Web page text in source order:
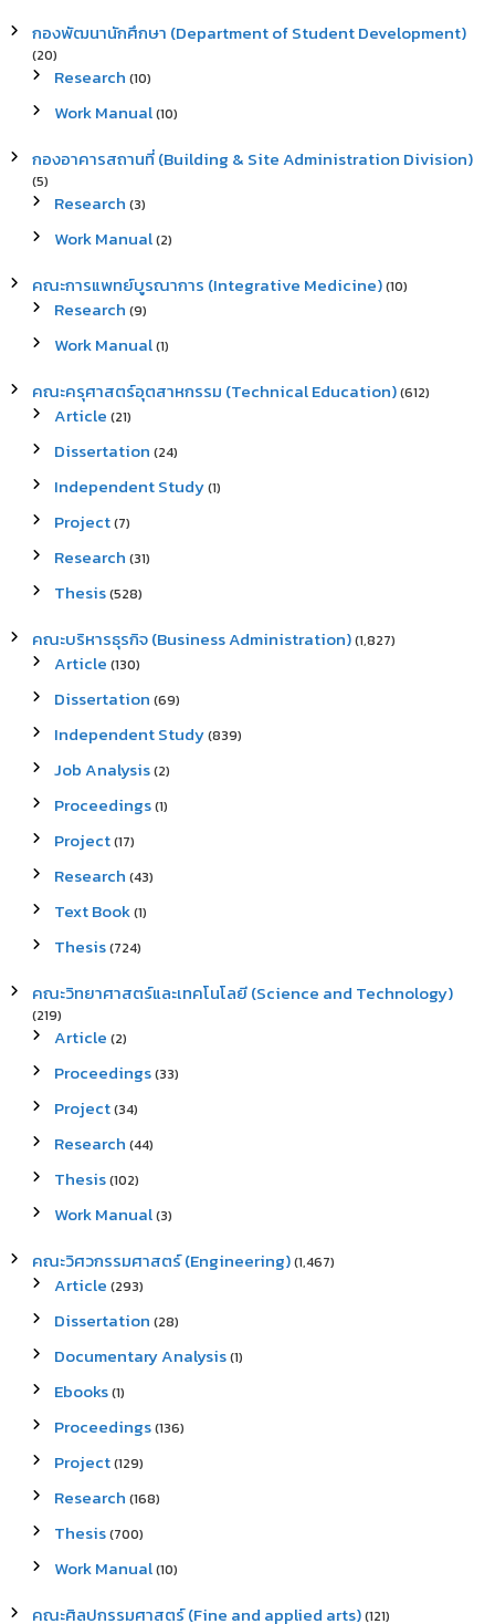
กองพัฒนานักศึกษา (Department of Student Development)
(20)
Research (10)
Work Manual(10)
กองอาคารสถานที่ (Building & Site Administration Division)
(5)
Research (3)
Work Manual(2)
คณะการแพทย์บูรณาการ (Integrative Medicine)(10)
Research (9)
Work Manual(1)
คณะครุศาสตร์อุตสาหกรรม (Technical Education)(612)
Article (21)
Dissertation (24)
Independent Study(1)
Project(7)
Research (31)
Thesis(528)
คณะบริหารธุรกิจ (Business Administration)(1,827)
Article (130)
Dissertation (69)
Independent Study(839)
Job Analysis(2)
Proceedings(1)
Project(17)
Research (43)
Text Book(1)
Thesis(724)
คณะวิทยาศาสตร์และเทคโนโลยี (Science and Technology)
(219)
Article (2)
Proceedings(33)
Project(34)
Research (44)
Thesis(102)
Work Manual(3)
คณะวิศวกรรมศาสตร์ (Engineering)(1,467)
Article (293)
Dissertation (28)
Documentary Analysis(1)
Ebooks(1)
Proceedings(136)
Project(129)
Research (168)
Thesis(700)
Work Manual(10)
คณะศิลปกรรมศาสตร์ (Fine and applied arts)(121)